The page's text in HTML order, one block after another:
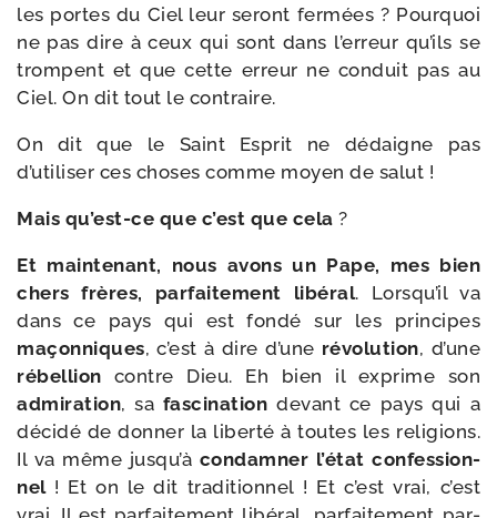
les portes du Ciel leur seront fer­mées ? Pourquoi
ne pas dire à ceux qui sont dans l’erreur qu’ils se
trompent et que cette erreur ne conduit pas au
Ciel. On dit tout le contraire.
On dit que le Saint Esprit ne dédaigne pas
d’utiliser ces choses comme moyen de salut !
Mais qu’est-ce que c’est que cela ?
Et main­te­nant, nous avons un Pape, mes bien
chers frères, par­fai­te­ment libé­ral. Lorsqu’il va
dans ce pays qui est fon­dé sur les prin­cipes
maçon­niques, c’est à dire d’une révo­lu­tion, d’une
rébel­lion contre Dieu. Eh bien il exprime son
admi­ra­tion, sa fas­ci­na­tion devant ce pays qui a
déci­dé de don­ner la liber­té à toutes les reli­gions.
Il va même jusqu’à condam­ner l’état confes­sion­
nel! Et on le dit tra­di­tion­nel ! Et c’est vrai, c’est